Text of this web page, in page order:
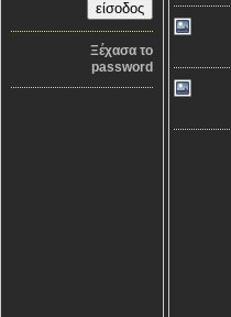
Ξέχασα το
password